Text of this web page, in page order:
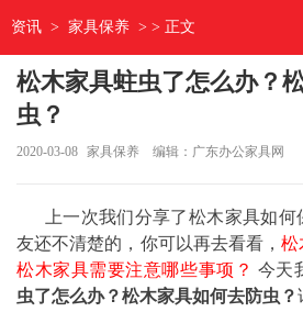
资讯 > 家具保养 > > 正文
松木家具蛀虫了怎么办？
虫？
2020-03-08 家具保养 编辑：广东办公家具网
上一次我们分享了松木家具如何
友还不清楚的，你可以再去看看，松
松木家具需要注意哪些事项？ 今天
虫了怎么办？松木家具如何去防虫？